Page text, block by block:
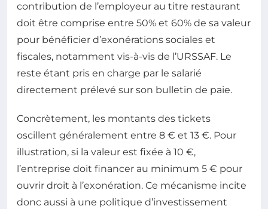
contribution de l’employeur au titre restaurant
doit être comprise entre 50% et 60% de sa valeur
pour bénéficier d’exonérations sociales et
fiscales, notamment vis-à-vis de l’URSSAF. Le
reste étant pris en charge par le salarié
directement prélevé sur son bulletin de paie.
Concrètement, les montants des tickets
oscillent généralement entre 8 € et 13 €. Pour
illustration, si la valeur est fixée à 10 €,
l’entreprise doit financer au minimum 5 € pour
ouvrir droit à l’exonération. Ce mécanisme incite
donc aussi à une politique d’investissement